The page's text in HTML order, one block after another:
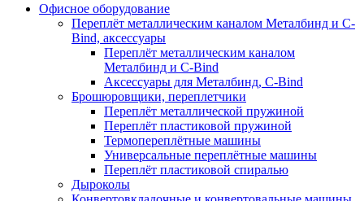
Офисное оборудование
Переплёт металлическим каналом Металбинд и C-
Bind, аксессуары
Переплёт металлическим каналом
Металбинд и C-Bind
Аксессуары для Металбинд, C-Bind
Брошюровщики, переплетчики
Переплёт металлической пружиной
Переплёт пластиковой пружиной
Термопереплётные машины
Универсальные переплётные машины
Переплёт пластиковой спиралью
Дыроколы